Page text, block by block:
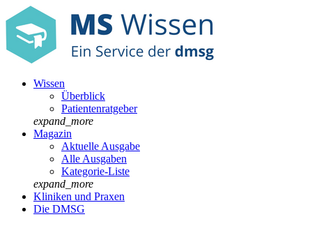
Wissen
Überblick
Patientenratgeber
expand_more
Magazin
Aktuelle Ausgabe
Alle Ausgaben
Kategorie-Liste
expand_more
Kliniken und Praxen
Die DMSG